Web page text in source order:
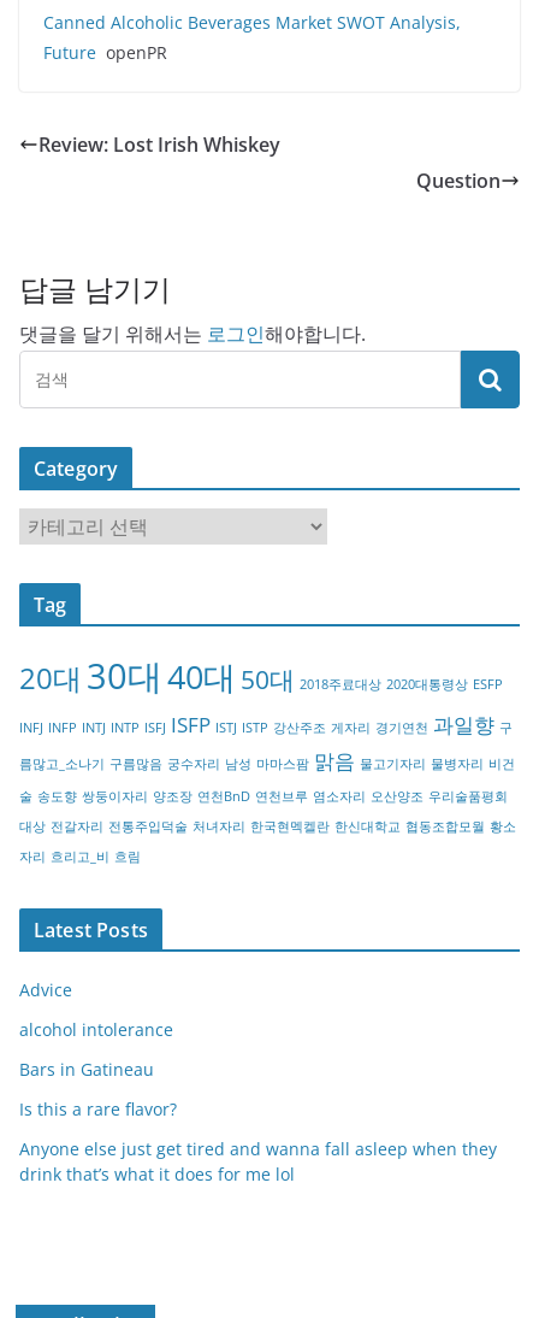
Canned Alcoholic Beverages Market SWOT Analysis,
Future openPR
Review: Lost Irish Whiskey
Question
답글 남기기
댓글을 달기 위해서는 로그인해야합니다.
Category
a
t
o
y
Tag
20대 30대 40대 50대 2018주료대상 2020대통령상 ESFP
INFJ INFP INTJ INTP ISFJ ISFP ISTJ ISTP 강산주조 게자리 경기연천 과일향 구
름많고_소나기 구름많음 궁수자리 남성 마마스팜 맑음 물고기자리 물병자리 비건
술 송도향 쌍둥이자리 양조장 연천BnD 연천브루 염소자리 오산양조 우리술품평회
대상 전갈자리 전통주입덕술 처녀자리 한국현멕켈란 한신대학교 협동조합모월 황소
자리 흐리고_비 흐림
Latest Posts
Advice
alcohol intolerance
Bars in Gatineau
Is this a rare flavor?
Anyone else just get tired and wanna fall asleep when they
drink that’s what it does for me lol